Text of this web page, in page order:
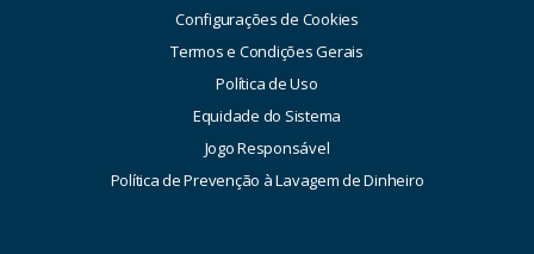
Configurações de Cookies
Termos e Condições Gerais
Política de Uso
Equidade do Sistema
Jogo Responsável
Política de Prevenção à Lavagem de Dinheiro